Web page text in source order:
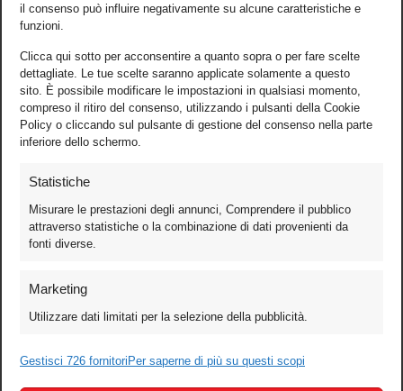
il consenso può influire negativamente su alcune caratteristiche e
funzioni.
Clicca qui sotto per acconsentire a quanto sopra o per fare scelte
dettagliate. Le tue scelte saranno applicate solamente a questo
sito. È possibile modificare le impostazioni in qualsiasi momento,
compreso il ritiro del consenso, utilizzando i pulsanti della Cookie
Policy o cliccando sul pulsante di gestione del consenso nella parte
inferiore dello schermo.
Statistiche
Misurare le prestazioni degli annunci, Comprendere il pubblico
attraverso statistiche o la combinazione di dati provenienti da
fonti diverse.
Marketing
Utilizzare dati limitati per la selezione della pubblicità.
Gestisci 726 fornitori Per saperne di più su questi scopi
Games
Test